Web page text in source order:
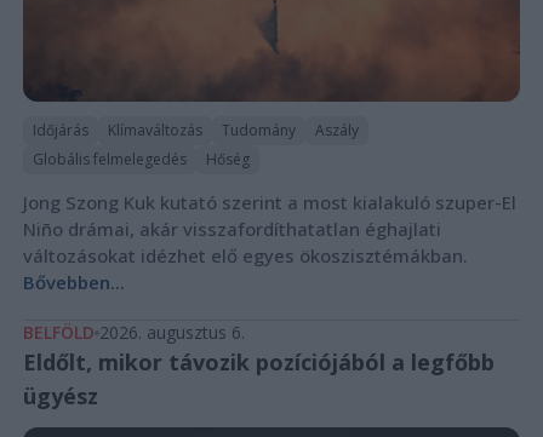
Időjárás Klímaváltozás Tudomány
Aszály
Globális felmelegedés
Hőség
Jong Szong Kuk kutató szerint a most kialakuló szuper-El
Niño drámai, akár visszafordíthatatlan éghajlati
változásokat idézhet elő egyes ökoszisztémákban.
Bővebben...
BELFÖLD 2026. augusztus 6.
Eldőlt, mikor távozik pozíciójából a legfőbb
ügyész